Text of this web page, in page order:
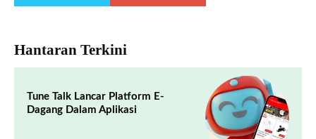
Hantaran Terkini
Tune Talk Lancar Platform E-
Dagang Dalam Aplikasi